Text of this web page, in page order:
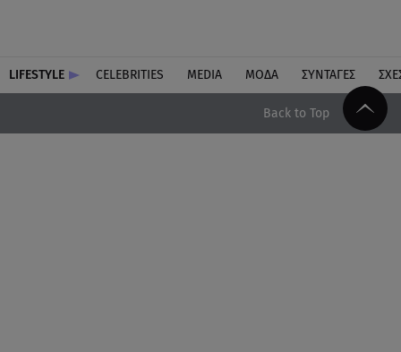
LIFESTYLE CELEBRITIES MEDIA ΜΟΔΑ ΣΥΝΤΑΓΕΣ
Back to Top